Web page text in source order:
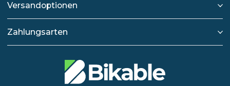
Versandoptionen
Zahlungsarten